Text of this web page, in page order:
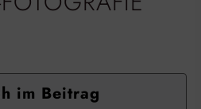
im Beitrag